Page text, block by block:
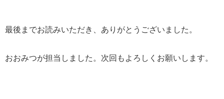
最後までお読みいただき、ありがとうございました。
おおみつが担当しました。次回もよろしくお願いします。